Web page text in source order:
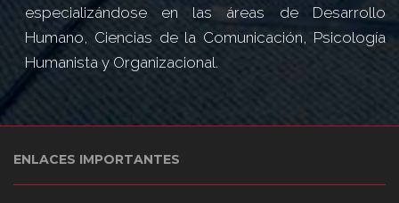
especializándose en las áreas de Desarrollo
Humano, Ciencias de la Comunicación, Psicología
Humanista y Organizacional.
ENLACES IMPORTANTES